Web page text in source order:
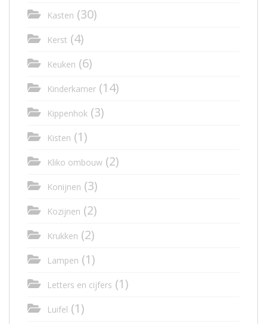
Kasten (30)
Kerst (4)
Keuken (6)
Kinderkamer (14)
Kippenhok (3)
Kisten (1)
Kliko ombouw (2)
Konijnen (3)
Kozijnen (2)
Krukken (2)
Lampen (1)
Letters en cijfers (1)
Luifel (1)